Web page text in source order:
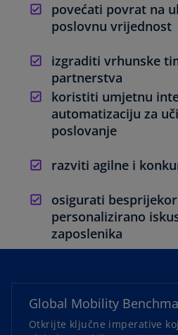
y
i
d
e
povećati povrat na
poslovnu vrijednost
izgraditi vrhunske
partnerstva
koristiti umjetnu
automatizaciju za
poslovanje
razviti agilne i
osigurati
personalizirano
zaposlenika
Global Mobility
Otkrijte ključne imperative
p
e
n
s